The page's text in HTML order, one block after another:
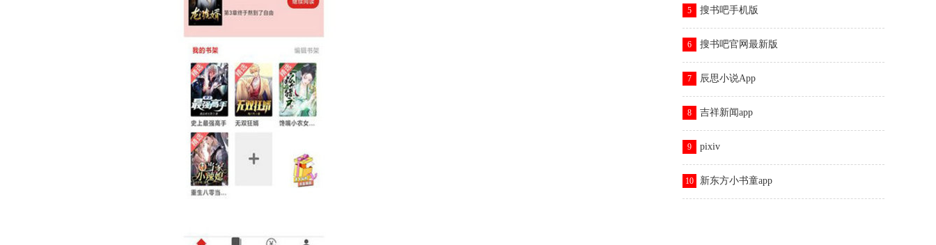
5 搜书吧手机版
6 搜书吧官网最新版
7 辰思小说App
8 吉祥新闻app
9 pixiv
10 新东方小书童app